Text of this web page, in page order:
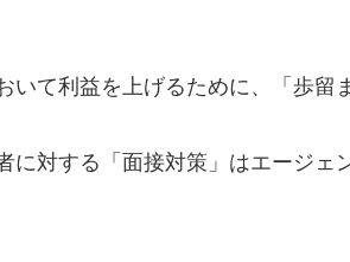
いて利益を上げるために、「歩留
に対する「面接対策」はエージ